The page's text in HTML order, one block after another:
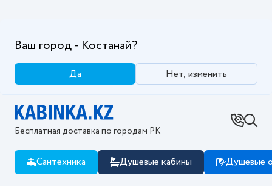
Ваш город - Костанай?
Да Нет, изменить
Бесплатная доставка по городам РК
Сантехника Душевые кабины Душевые